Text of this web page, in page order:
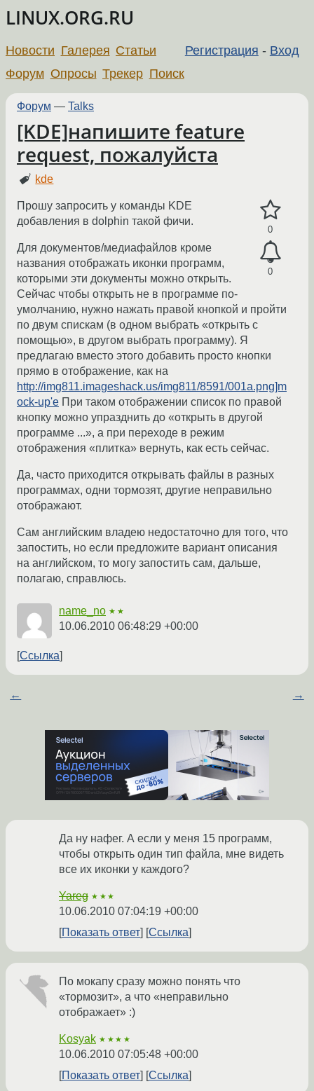
LINUX.ORG.RU
Регистрация - Вход
Новости Галерея Статьи
Форум Опросы Трекер Поиск
Форум — Talks
[KDE]напишите feature
request, пожалуйста
kde
0
0
Прошу запросить у команды KDE
добавления в dolphin такой фичи.
Для документов/медиафайлов кроме
названия отображать иконки программ,
которыми эти документы можно открыть.
Сейчас чтобы открыть не в программе по-
умолчанию, нужно нажать правой кнопкой и пройти
по двум спискам (в одном выбрать «открыть с
помощью», в другом выбрать программу). Я
предлагаю вместо этого добавить просто кнопки
прямо в отображение, как на
http://img811.imageshack.us/img811/8591/001a.png]m
ock-up'е При таком отображении список по правой
кнопку можно упразднить до «открыть в другой
программе ...», а при переходе в режим
отображения «плитка» вернуть, как есть сейчас.
Да, часто приходится открывать файлы в разных
программах, одни тормозят, другие неправильно
отображают.
Сам английским владею недостаточно для того, что
запостить, но если предложите вариант описания
на английском, то могу запостить сам, дальше,
полагаю, справлюсь.
name_no ★★
10.06.2010 06:48:29 +00:00
Ссылка
← →
Да ну нафег. А если у меня 15 программ,
чтобы открыть один тип файла, мне видеть
все их иконки у каждого?
Yareg ★★★
10.06.2010 07:04:19 +00:00
Показать ответ
Ссылка
По мокапу сразу можно понять что
«тормозит», а что «неправильно
отображает» :)
Kosyak ★★★★
10.06.2010 07:05:48 +00:00
Показать ответ
Ссылка